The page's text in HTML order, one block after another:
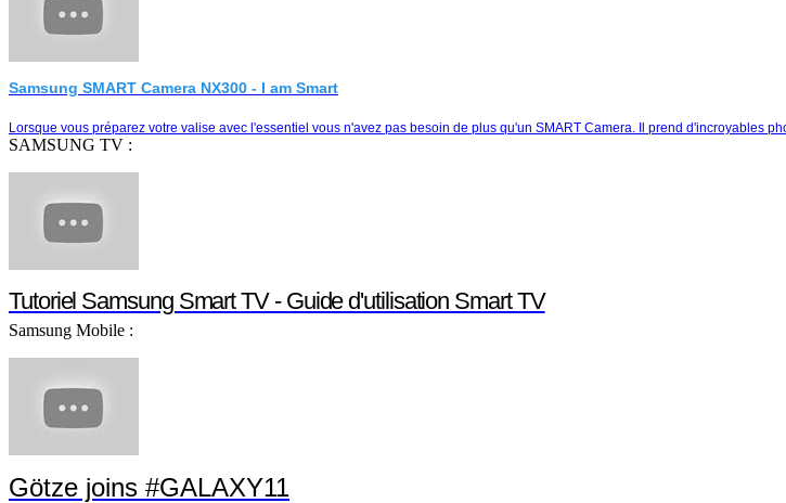
Samsung SMART Camera NX300 - I am Smart
Lorsque vous préparez votre valise avec l'essentiel vous n'avez pas besoin de plus qu'un SMART Camera. Il prend d'incroyables
SAMSUNG TV :
Tutoriel Samsung Smart TV - Guide d'utilisation Smart TV
Samsung Mobile :
Götze joins #GALAXY11